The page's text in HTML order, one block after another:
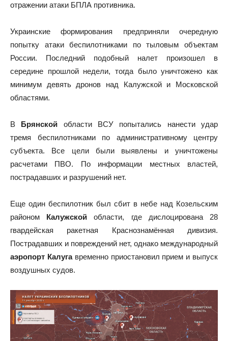
отражении атаки БПЛА противника.
Украинские формирования предприняли очередную
попытку атаки беспилотниками по тыловым объектам
России. Последний подобный налет произошел в
середине прошлой недели, тогда было уничтожено как
минимум девять дронов над Калужской и Московской
областями.
В Брянской области ВСУ попытались нанести удар
тремя беспилотниками по административному центру
субъекта. Все цели были выявлены и уничтожены
расчетами ПВО. По информации местных властей,
пострадавших и разрушений нет.
Еще один беспилотник был сбит в небе над Козельским
районом Калужской области, где дислоцирована 28
гвардейская ракетная Краснознамённая дивизия.
Пострадавших и повреждений нет, однако международный
аэропорт Калугавременно приостановил прием и выпуск
воздушных судов.